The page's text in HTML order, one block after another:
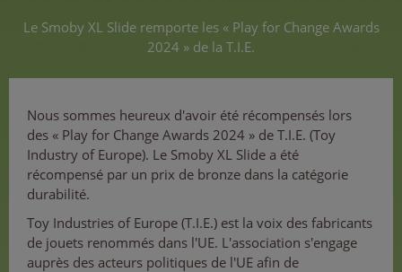
Le Smoby XL Slide remporte les « Play for Change Awards
2024 » de la T.I.E.
Nous sommes heureux d'avoir été récompensés lors
des « Play for Change Awards 2024 » de T.I.E. (Toy
Industry of Europe). Le Smoby XL Slide a été
récompensé par un prix de bronze dans la catégorie
durabilité.
Toy Industries of Europe (T.I.E.) est la voix des fabricants
de jouets renommés dans l'UE. L'association s'engage
auprès des acteurs politiques de l'UE afin de